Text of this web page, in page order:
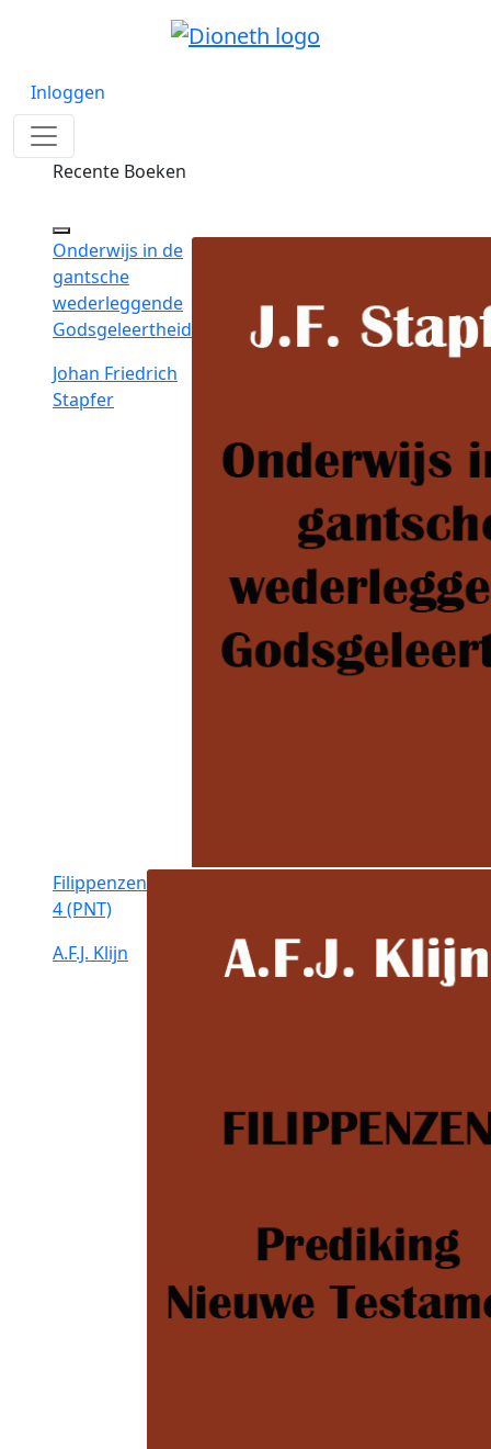
Inloggen
Recente Boeken
Onderwijs in de
gantsche
wederleggende
Godsgeleertheid
Johan Friedrich
Stapfer
Filippenzen
4 (PNT)
A.F.J. Klijn